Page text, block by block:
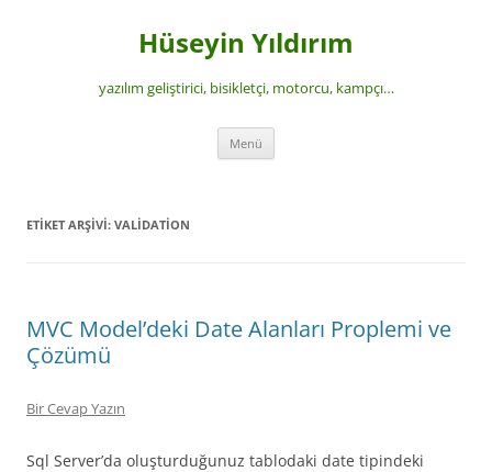
Hüseyin Yıldırım
yazılım geliştirici, bisikletçi, motorcu, kampçı…
Menü
ETIKET ARŞIVI: VALIDATION
MVC Model’deki Date Alanları Proplemi ve
Çözümü
Bir Cevap Yazın
Sql Server’da oluşturduğunuz tablodaki date tipindeki